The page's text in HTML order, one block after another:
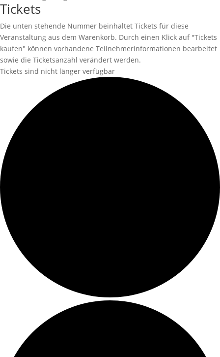
Tickets
Die unten stehende Nummer beinhaltet Tickets für diese
Veranstaltung aus dem Warenkorb. Durch einen Klick auf "Tickets
kaufen" können vorhandene Teilnehmerinformationen bearbeitet
sowie die Ticketsanzahl verändert werden.
Tickets sind nicht länger verfügbar